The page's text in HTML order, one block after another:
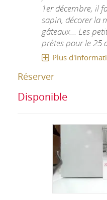
1er décembre, il
sapin, décorer la
gâteaux... Les
prêtes pour le 25
Plus
Réserver
Disponible